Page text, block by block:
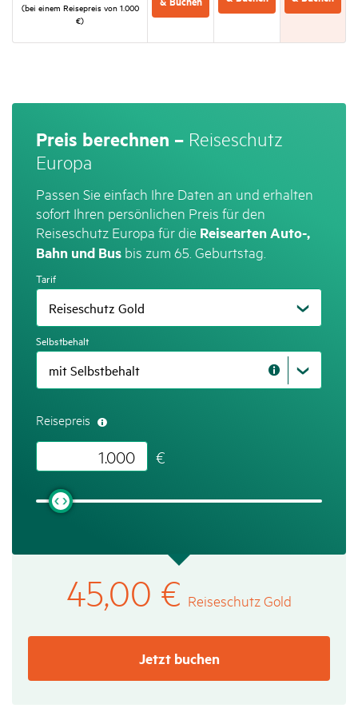
(bei einem Reise­preis von 1.000
€)
Preis be­rech­nen – Reise­schutz
Europa
Passen Sie einfach Ihre Daten an und erhalten
sofort Ihren persönlichen Preis für den
Reiseschutz Europa für die Reisearten Auto-,
Bahn und Bus bis zum 65. Geburtstag.
Tarif
Selbstbehalt
Hinweis
zum
Reisepreis
€
45,00 € Reise­schutz Gold
Jetzt buchen